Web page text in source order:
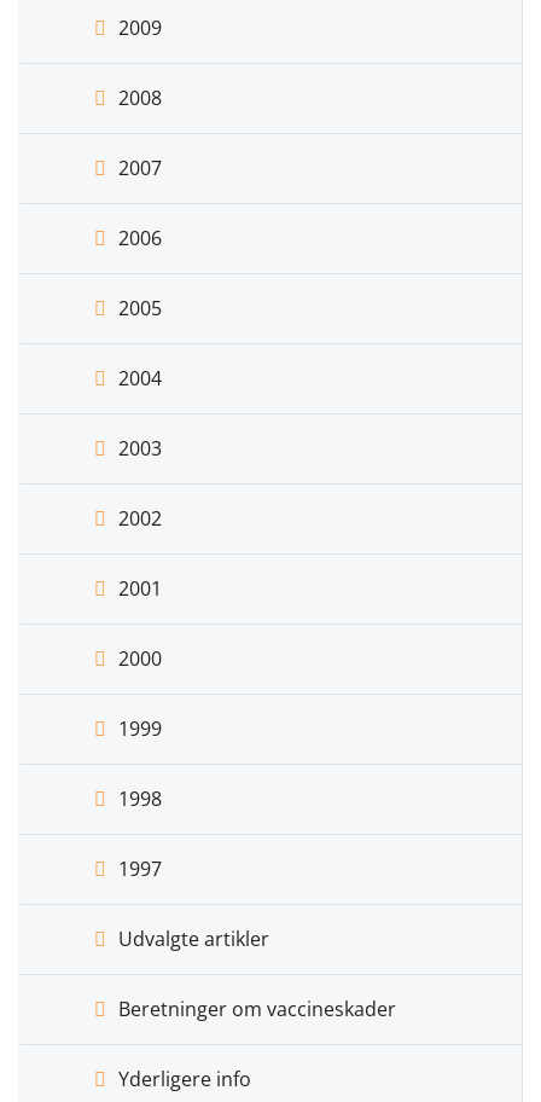
2009
2008
2007
2006
2005
2004
2003
2002
2001
2000
1999
1998
1997
Udvalgte artikler
Beretninger om vaccineskader
Yderligere info